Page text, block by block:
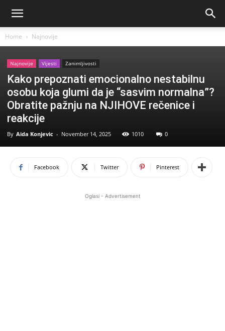
Home Najnovije
Najnovije Vijesti Zanimljivosti
Kako prepoznati emocionalno nestabilnu
osobu koja glumi da je “sasvim normalna”?
Obratite pažnju na NJIHOVE rečenice i
reakcije
By Aida Konjevic - November 14, 2025 1010 0
Facebook Twitter Pinterest
Oglasi - Advertisement